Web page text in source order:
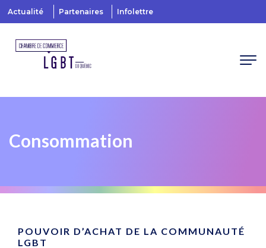
Actualité Partenaires Infolettre
Consommation
POUVOIR D’ACHAT DE LA COMMUNAUTÉ
LGBT